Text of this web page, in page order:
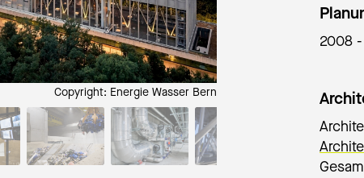
Copyright: Energie Wasser Bern
2008